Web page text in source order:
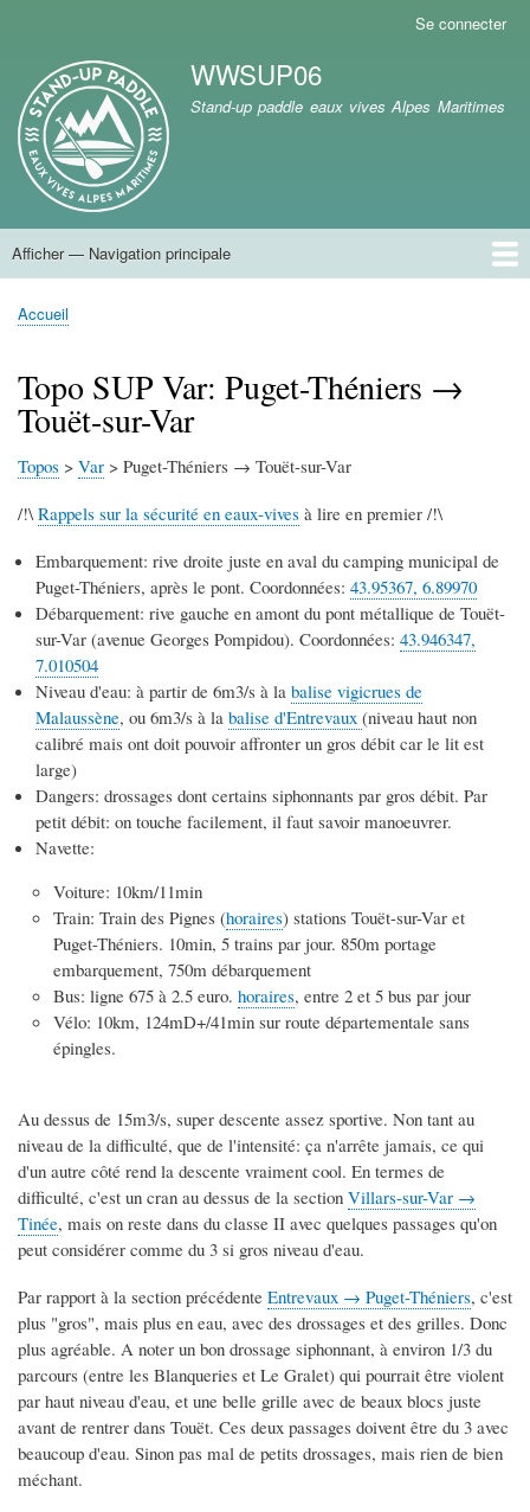
contenu
principal
compte
de
l'utilisateur
Se connecter
Marque du site
WWSUP06
Stand-up paddle eaux vives Alpes Maritimes
Navigation
Afficher — Navigation principale
Accueil
Fil
Accueil
Topo SUP Var: Puget-Théniers →
Touët-sur-Var
Topos > Var > Puget-Théniers → Touët-sur-Var
/!\Rappels sur la sécurité en eaux-vives à lire en premier /!\
Embarquement: rive droite juste en aval du camping municipal de
Puget-Théniers, après le pont. Coordonnées: 43.95367, 6.89970
Débarquement: rive gauche en amont du pont métallique de Touët-
sur-Var (avenue Georges Pompidou). Coordonnées: 43.946347,
7.010504
Niveau d'eau: à partir de 6m3/s à la balise vigicrues de
Malaussène, ou 6m3/s à la balise d'Entrevaux (niveau haut non
calibré mais ont doit pouvoir affronter un gros débit car le lit est
large)
Dangers: drossages dont certains siphonnants par gros débit. Par
petit débit: on touche facilement, il faut savoir manoeuvrer.
Navette:
Voiture: 10km/11min
Train: Train des Pignes (horaires) stations Touët-sur-Var et
Puget-Théniers. 10min, 5 trains par jour. 850m portage
embarquement, 750m débarquement
Bus: ligne 675 à 2.5 euro. horaires, entre 2 et 5 bus par jour
Vélo: 10km, 124mD+/41min sur route départementale sans
épingles.
Au dessus de 15m3/s, super descente assez sportive. Non tant au
niveau de la difficulté, que de l'intensité: ça n'arrête jamais, ce qui
d'un autre côté rend la descente vraiment cool. En termes de
difficulté, c'est un cran au dessus de la section Villars-sur-Var →
Tinée, mais on reste dans du classe II avec quelques passages qu'on
peut considérer comme du 3 si gros niveau d'eau.
Par rapport à la section précédente Entrevaux → Puget-Théniers, c'est
plus "gros", mais plus en eau, avec des drossages et des grilles. Donc
plus agréable. A noter un bon drossage siphonnant, à environ 1/3 du
parcours (entre les Blanqueries et Le Gralet) qui pourrait être violent
par haut niveau d'eau, et une belle grille avec de beaux blocs juste
avant de rentrer dans Touët. Ces deux passages doivent être du 3 avec
beaucoup d'eau. Sinon pas mal de petits drossages, mais rien de bien
méchant.